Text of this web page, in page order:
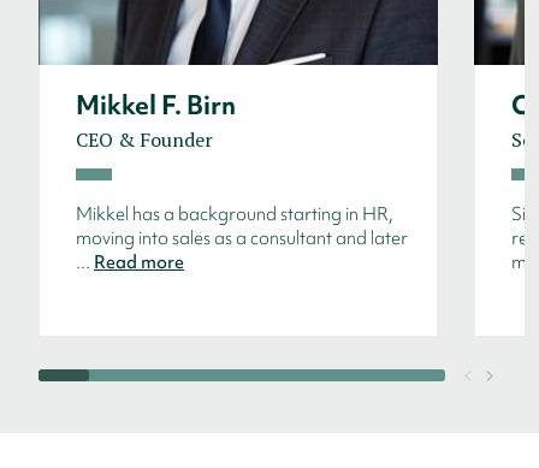
Mikkel F. Birn
CEO & Founder
Mikkel has a background starting in HR,
moving into sales as a consultant and later
... Read more